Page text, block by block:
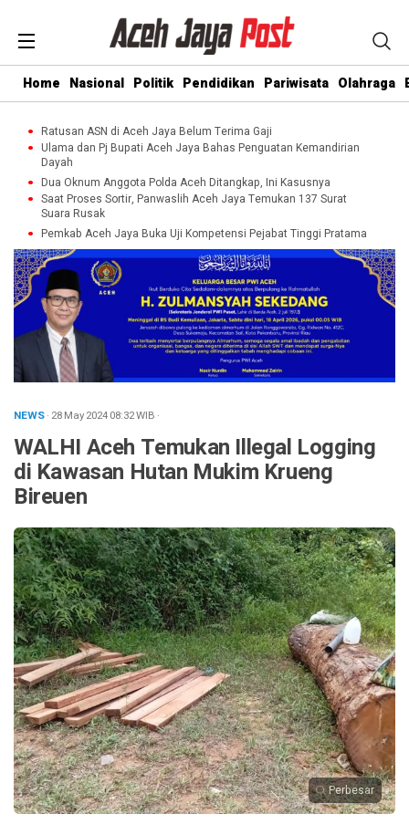
Home Nasional Politik Pendidikan Pariwisata Olahraga
Ratusan ASN di Aceh Jaya Belum Terima Gaji
Ulama dan Pj Bupati Aceh Jaya Bahas Penguatan Kemandirian
Dayah
Dua Oknum Anggota Polda Aceh Ditangkap, Ini Kasusnya
Saat Proses Sortir, Panwaslih Aceh Jaya Temukan 137 Surat
Suara Rusak
Pemkab Aceh Jaya Buka Uji Kompetensi Pejabat Tinggi Pratama
NEWS· 28 May 202408:32WIB ·
WALHI Aceh Temukan Illegal Logging
di Kawasan Hutan Mukim Krueng
Bireuen
Perbesar